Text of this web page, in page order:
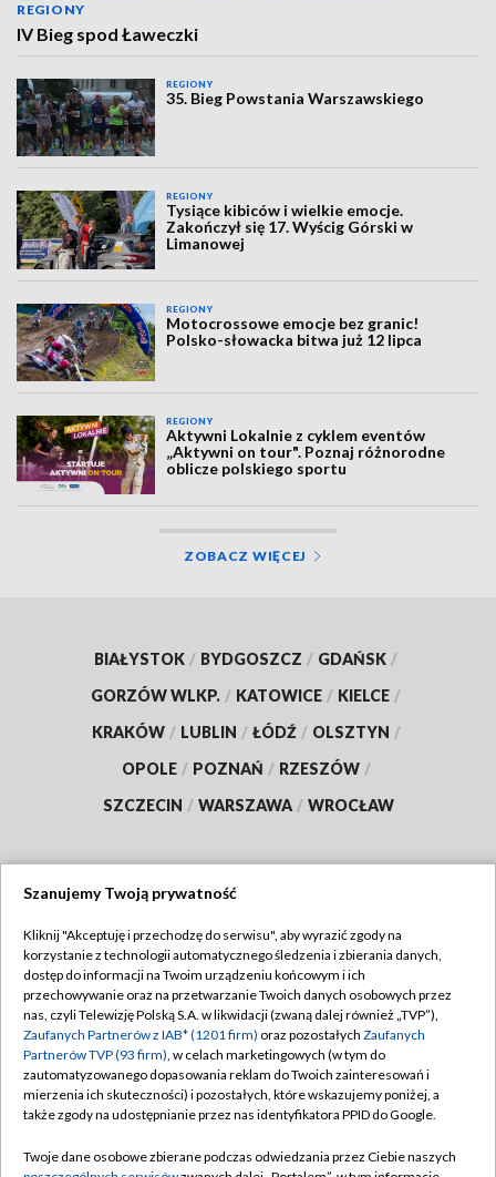
REGIONY
IV Bieg spod Ławeczki
REGIONY
35. Bieg Powstania Warszawskiego
REGIONY
Tysiące kibiców i wielkie emocje.
Zakończył się 17. Wyścig Górski w
Limanowej
REGIONY
Motocrossowe emocje bez granic!
Polsko-słowacka bitwa już 12 lipca
REGIONY
Aktywni Lokalnie z cyklem eventów
„Aktywni on tour". Poznaj różnorodne
oblicze polskiego sportu
ZOBACZ WIĘCEJ
BIAŁYSTOK / BYDGOSZCZ / GDAŃSK /
GORZÓW WLKP. / KATOWICE / KIELCE /
KRAKÓW / LUBLIN / ŁÓDŹ / OLSZTYN /
OPOLE / POZNAŃ / RZESZÓW /
SZCZECIN / WARSZAWA / WROCŁAW
TVP
Abonament TVP
Emisja w TVP
Centrum informacji TVP
Naziemna Telewizja Cyfrowa
Regulamin TVP
Polityka prywatności
Moje zgody
Pomoc
Szanujemy Twoją prywatność
Kliknij "Akceptuję i przechodzę do serwisu", aby wyrazić zgody na
korzystanie z technologii automatycznego śledzenia i zbierania danych,
dostęp do informacji na Twoim urządzeniu końcowym i ich
przechowywanie oraz na przetwarzanie Twoich danych osobowych przez
nas, czyli Telewizję Polską S.A. w likwidacji (zwaną dalej również „TVP”),
Zaufanych Partnerów z IAB* (1201 firm) oraz pozostałych Zaufanych
Partnerów TVP (93 firm), w celach marketingowych (w tym do
zautomatyzowanego dopasowania reklam do Twoich zainteresowań i
mierzenia ich skuteczności) i pozostałych, które wskazujemy poniżej, a
także zgody na udostępnianie przez nas identyfikatora PPID do Google.
Twoje dane osobowe zbierane podczas odwiedzania przez Ciebie naszych